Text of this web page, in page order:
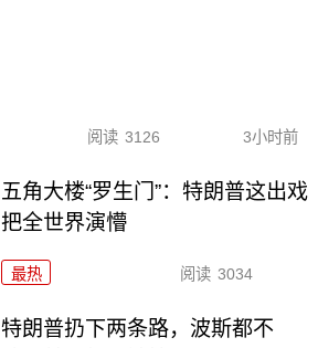
阅读 3126 3小时前
五角大楼“罗生门”：特朗普这出戏
把全世界演懵
最热 阅读 3034
特朗普扔下两条路，波斯都不